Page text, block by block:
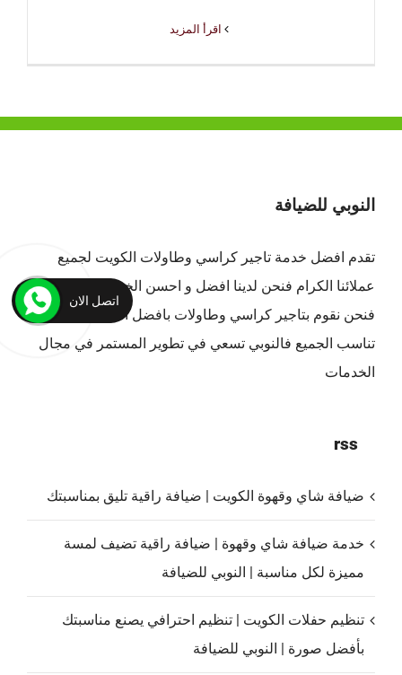
النوبي للضيافة
تقدم افضل خدمة تاجير كراسي وطاولات الكويت لجميع
عملائنا الكرام فنحن لدينا افضل و احسن الخدمات بالكويت ،
فنحن نقوم بتاجير كراسي وطاولات بافضل الاسعار التي
تناسب الجميع فالنوبي تسعي في تطوير المستمر في مجال
الخدمات
rss
ضيافة شاي وقهوة الكويت | ضيافة راقية تليق بمناسبتك
خدمة ضيافة شاي وقهوة | ضيافة راقية تضيف لمسة
مميزة لكل مناسبة | النوبي للضيافة
تنظيم حفلات الكويت | تنظيم احترافي يصنع مناسبتك
بأفضل صورة | النوبي للضيافة
اتصل الان